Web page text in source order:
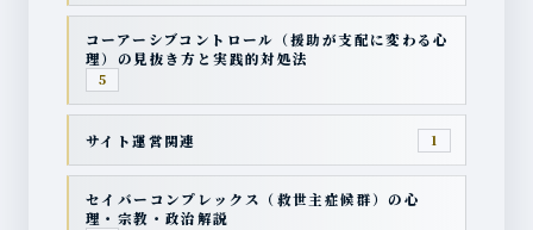
コーアーシブコントロール（援助が支配に変わる心
理）の見抜き方と実践的対処法
5
サイト運営関連 1
セイバーコンプレックス（救世主症候群）の心
理・宗教・政治解説